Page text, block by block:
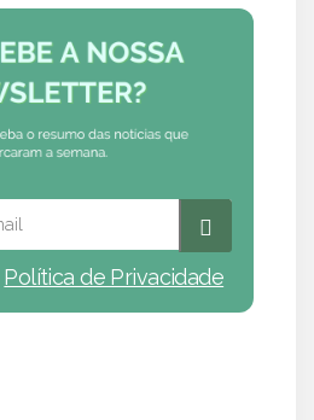
Política de Privacidade